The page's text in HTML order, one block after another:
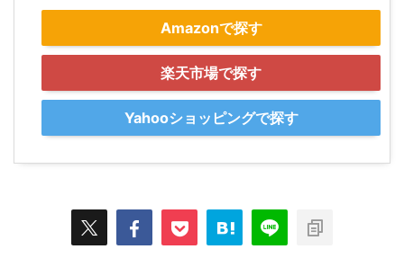
Amazonで探す
楽天市場で探す
Yahooショッピングで探す